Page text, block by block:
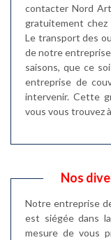
contacter Nord
gratuitement chez
Le transport des
de notre
saisons, que ce
entreprise de
intervenir. Cette
vous vous trouvez
Nos
Notre entreprise
est siégée dans
mesure de vous